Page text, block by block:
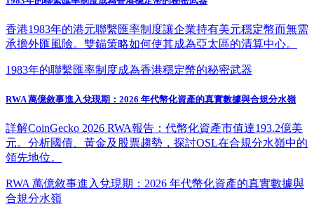
香港1983年的港元聯繫匯率制度讓企業持有美元穩定幣而無需
承擔外匯風險。雙錨策略如何使其成為亞太區的清算中心。
1983年的聯繫匯率制度成為香港穩定幣的秘密武器
RWA 萬億敘事進入兌現期：2026 年代幣化資產的真實數據與合規分水嶺
詳解CoinGecko 2026 RWA報告：代幣化資產市值達193.2億美
元。分析國債、黃金及股票趨勢，探討OSL在合規分水嶺中的
領先地位。
RWA 萬億敘事進入兌現期：2026 年代幣化資產的真實數據與
合規分水嶺